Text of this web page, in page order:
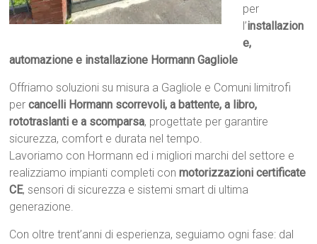
per
l’installazion
e,
automazione e installazione Hormann Gagliole
Offriamo soluzioni su misura a Gagliole e Comuni limitrofi
percancelli Hormann scorrevoli, a battente, a libro,
rototraslanti e a scomparsa, progettate per garantire
sicurezza, comfort e durata nel tempo.
Lavoriamo con Hormann ed i migliori marchi del settore e
realizziamo impianti completi conmotorizzazioni certificate
CE, sensori di sicurezza e sistemi smart di ultima
generazione.
Con oltre trent’anni di esperienza, seguiamo ogni fase: dal